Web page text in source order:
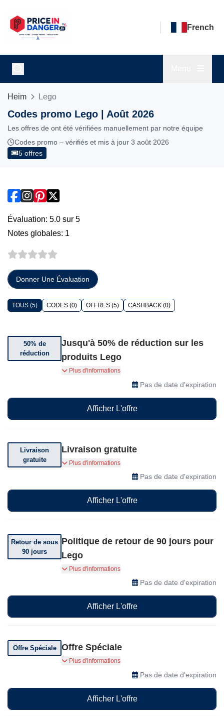
French
Heim Lego
Codes promo Lego | Août 2026
Les offres de ont été vérifiées manuellement par notre équipe
Codes promo – vérifiés et mis à jour 3 août 2026
5 offres
Évaluation: 5.0 sur 5
Notes globales: 1
Donner Une Évaluation
TOUS (5) CODES (0) OFFRES (5) CASHBACK (0)
50% de
réduction
Jusqu'à 50% de réduction sur les
produits Lego
Jusqu'à 50% de réduction sur une sélection de
Plus d'informations
Pas de date d'expiration
Afficher L'offre
Livraison
gratuite
Livraison gratuite
Bénéficiez de la livraison gratuite sur votre
commande de plus de 35$
Plus d'informations
Pas de date d'expiration
Afficher L'offre
Retour de sous
90 jours
Politique de retour de 90 jours pour
Lego
Vous pouvez retourner votre commande dans
les 90 jours suivant sa réception.
Plus d'informations
Pas de date d'expiration
Afficher L'offre
Offre Spéciale Offre Spéciale
Lego vous propose de nombreuses offres et
réductions, alors dépêchez-vous et profitez-en
Plus d'informations
Pas de date d'expiration
Afficher L'offre